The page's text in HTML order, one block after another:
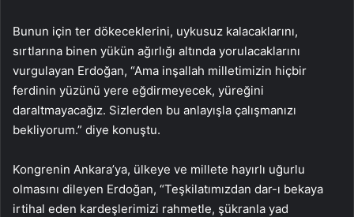
Bunun için ter dökeceklerini, uykusuz kalacaklarını,
sırtlarına binen yükün ağırlığı altında yorulacaklarını
vurgulayan Erdoğan, “Ama inşallah milletimizin hiçbir
ferdinin yüzünü yere eğdirmeyecek, yüreğini
daraltmayacağız. Sizlerden bu anlayışla çalışmanızı
bekliyorum.” diye konuştu.
Kongrenin Ankara’ya, ülkeye ve millete hayırlı uğurlu
olmasını dileyen Erdoğan, “Teşkilatımızdan dar-ı bekaya
irtihal eden kardeşlerimizi rahmetle, şükranla yad